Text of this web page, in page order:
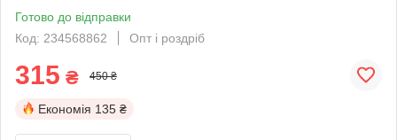
Готово до відправки
Код: 234568862
Опт і роздріб
315 ₴ 450 ₴
Економія 135 ₴